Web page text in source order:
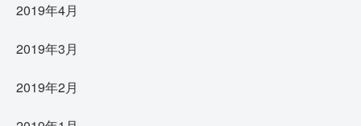
2019年4月
2019年3月
2019年2月